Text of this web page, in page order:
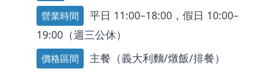
營業時間
平日 11:00–18:00，假日 10:00–
19:00（週三公休）
價格區間
主餐（義大利麵/燉飯/排餐）